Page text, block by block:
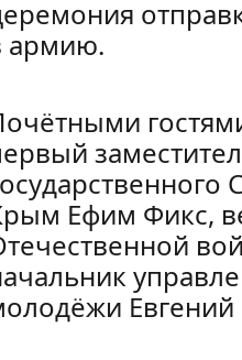
армию.
Ефим Фикс,
Евгений